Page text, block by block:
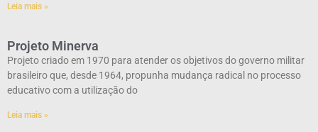
Leia mais »
Projeto Minerva
Projeto criado em 1970 para atender os objetivos do governo militar
brasileiro que, desde 1964, propunha mudança radical no processo
educativo com a utilização do
Leia mais »